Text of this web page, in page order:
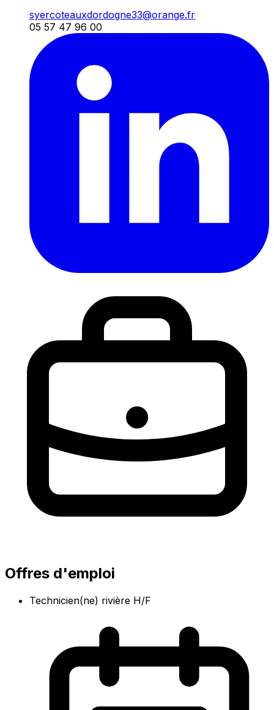
syercoteauxdordogne33@orange.fr
05 57 47 96 00
Offres d'emploi
Technicien(ne) rivière H/F